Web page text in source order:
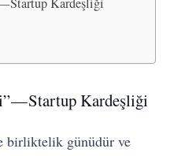
— Startup Kardeşliği
birliktelik günüdür ve